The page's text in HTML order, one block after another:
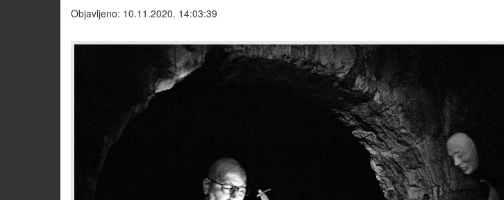
Objavljeno: 10.11.2020. 14:03:39